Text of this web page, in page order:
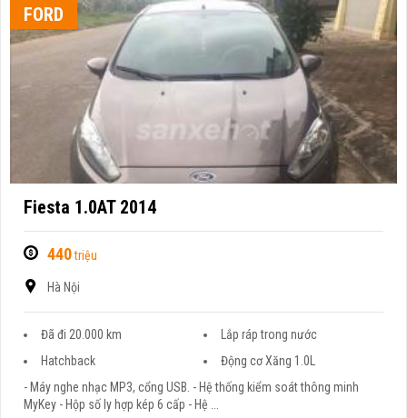
FORD
Fiesta 1.0AT 2014
440triệu
Hà Nội
Đã đi 20.000 km
Lắp ráp trong nước
Hatchback
Động cơ Xăng 1.0L
- Máy nghe nhạc MP3, cổng USB. - Hệ thống kiểm soát thông minh
MyKey - Hộp số ly hợp kép 6 cấp - Hệ ...